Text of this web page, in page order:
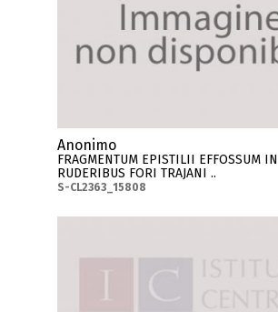
Anonimo
FRAGMENTUM EPISTILII EFFOSSUM IN
RUDERIBUS FORI TRAJANI ..
S-CL2363_15808